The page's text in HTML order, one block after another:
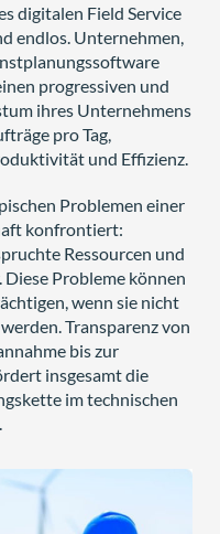
digitalen Field Service
endlos. Unternehmen,
progressiven und
ihres Unternehmens
pro Tag,
und Effizienz.
Problemen einer
konfrontiert:
Ressourcen und
Diese Probleme können
wenn sie nicht
Transparenz von
bis zur
insgesamt die
im technischen